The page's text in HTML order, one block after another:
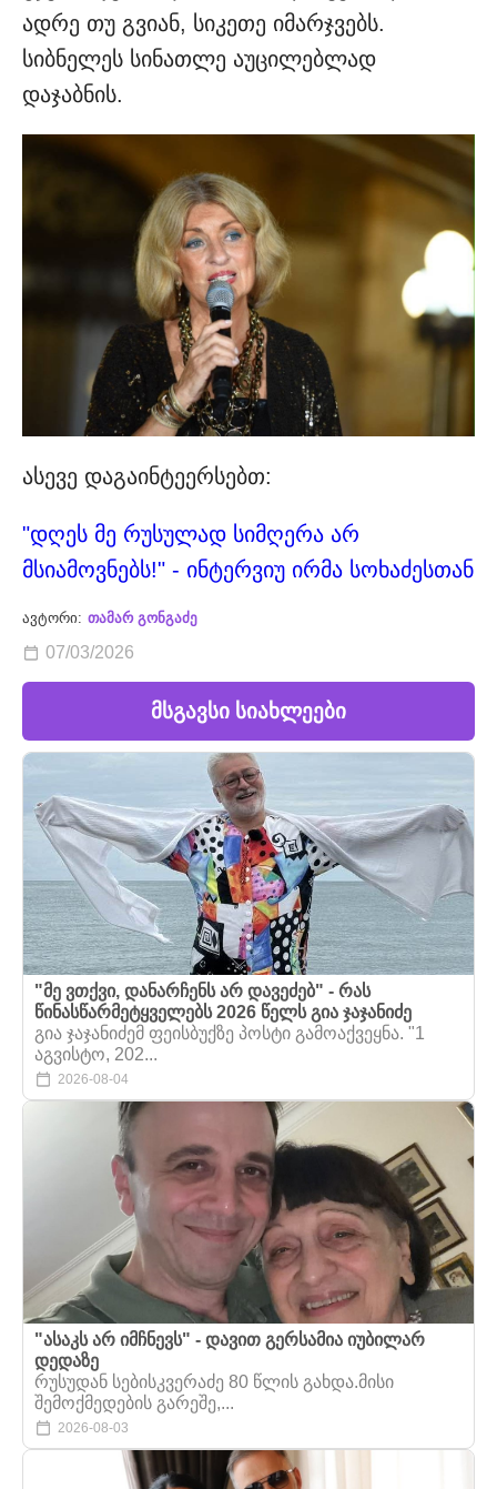
ადრე თუ გვიან, სიკეთე იმარჯვებს.
სიბნელეს სინათლე აუცილებლად
დაჯაბნის.
ასევე დაგაინტეერსებთ:
"დღეს მე რუსულად სიმღერა არ
მსიამოვნებს!" - ინტერვიუ ირმა სოხაძესთან
ავტორი: თამარ გონგაძე
07/03/2026
მსგავსი სიახლეები
"მე ვთქვი, დანარჩენს არ დავეძებ" - რას
წინასწარმეტყველებს 2026 წელს გია ჯაჯანიძე
გია ჯაჯანიძემ ფეისბუქზე პოსტი გამოაქვეყნა. "1
აგვისტო, 202...
2026-08-04
"ასაკს არ იმჩნევს" - დავით გერსამია იუბილარ
დედაზე
რუსუდან სებისკვერაძე 80 წლის გახდა.მისი
შემოქმედების გარეშე,...
2026-08-03